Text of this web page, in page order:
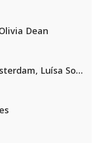
Dean
Kriss Kross Amsterdam, Luísa Sonza & Willy William